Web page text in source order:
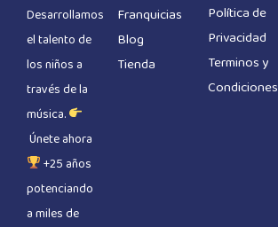
Desarrollamos
el talento de
los niños a
través de la
música.
Únete ahora
+25 años
potenciando
a miles de
Franquicias
Blog
Tienda
Política de
Privacidad
Terminos y
Condiciones